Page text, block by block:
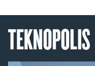
TEKNOPOLIS